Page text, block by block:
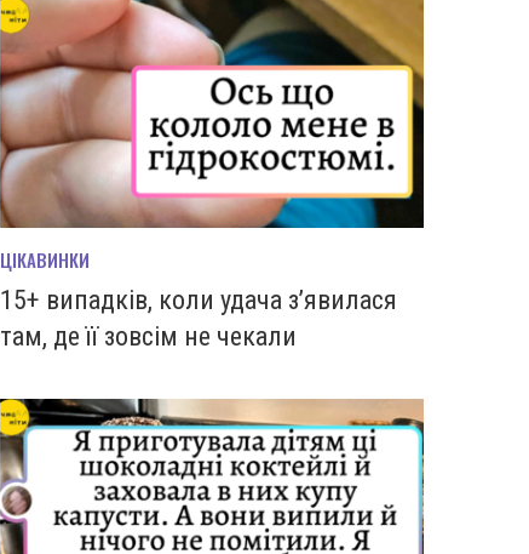
ЦІКАВИНКИ
15+ випадків, коли удача з’явилася
там, де її зовсім не чекали